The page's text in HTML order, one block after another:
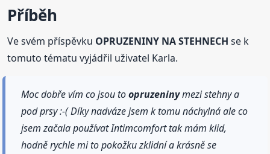
Příběh
Ve svém příspěvku OPRUZENINY NA STEHNECH se k
tomuto tématu vyjádřil uživatel Karla.
Moc dobře vím co jsou toopruzeninymezi stehny a
pod prsy :-( Díky nadváze jsem k tomu náchylná ale co
jsem začala používat Intimcomfort tak mám klid,
hodně rychle mi to pokožku zklidní a krásně se